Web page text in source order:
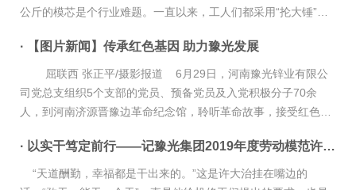
公斤的模芯是个行业难题。一直以来，工人们都采用“抡大锤”的
芯，劳动强...
· 【图片新闻】传承红色基因 助力豫光发展
司党总支组织5个支部的党员、预备党员及入党积极分子70余
人，到河南济源晋豫边革命纪念馆，聆听革命故事，接受红色教
· 以实干笃定前行——记豫光集团2019年度劳动模范许大治
“天道酬勤，幸福都是干出来的。”这是许大治挂在嘴边的